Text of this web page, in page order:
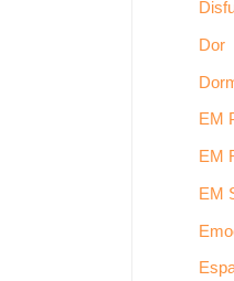
Dor
EM
EM
EM